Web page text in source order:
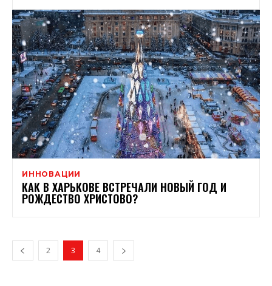
ИННОВАЦИИ
КАК В ХАРЬКОВЕ ВСТРЕЧАЛИ НОВЫЙ ГОД И
РОЖДЕСТВО ХРИСТОВО?
2 3 4